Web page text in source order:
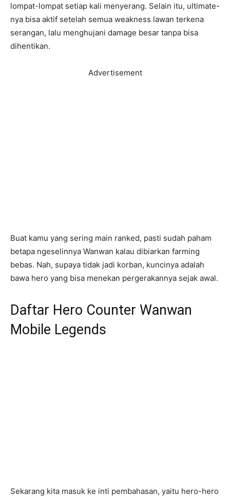
lompat-lompat setiap kali menyerang. Selain itu, ultimate-
nya bisa aktif setelah semua weakness lawan terkena
serangan, lalu menghujani damage besar tanpa bisa
dihentikan.
Advertisement
Buat kamu yang sering main ranked, pasti sudah paham
betapa ngeselinnya Wanwan kalau dibiarkan farming
bebas. Nah, supaya tidak jadi korban, kuncinya adalah
bawa hero yang bisa menekan pergerakannya sejak awal.
Daftar Hero Counter Wanwan
Mobile Legends
Sekarang kita masuk ke inti pembahasan, yaitu hero-hero